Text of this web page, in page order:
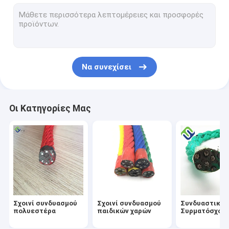
Σχοινί pp 8 κλώνων
Σχοινί από πολυεστέρα 8 κλώνων
παιδική χαρά αιώρα κούνια
Γέφυρα σχοινιών παιδικών χαρών
Συνδετήρας σχοινιών παιδικών χαρών
Παιδική χαρά που αναρριχείται στο δίκτυο
Να συνεχίσει
Οι Κατηγορίες Μας
Σχοινί συνδυασμού
πολυεστέρα
Σχοινί συνδυασμού
παιδικών χαρών
Συνδυαστικό